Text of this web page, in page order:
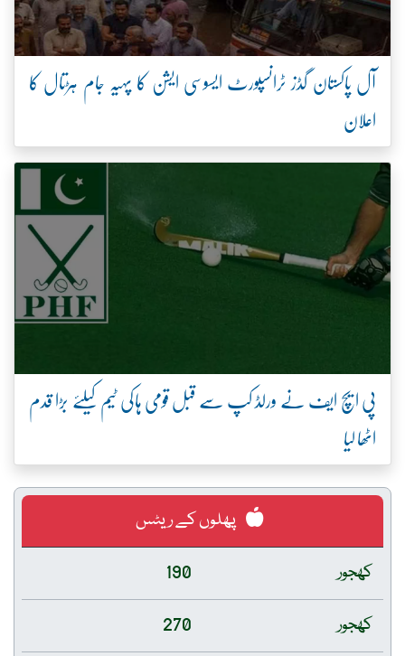
آل پاکستان گڈز ٹرانسپورٹ ایسوسی ایشن کا پہیہ جام ہڑتال کا
اعلان
پی ایچ ایف نے ورلڈ کپ سے قبل قومی ہاکی ٹیم کیلئے بڑا قدم
اٹھا لیا
پھلوں کے ریٹس
کھجور
190
کھجور
270